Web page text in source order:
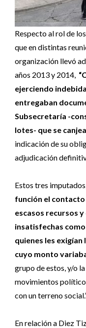
Respecto al rol de
que en distintas
organización llevó
años 2013 y 2014,
ejerciendo
entregaban
Subsecretaría -
lotes- que se
indicación de su
adjudicación
Estos tres
función el
escasos recursos
insatisfechas
quienes les
cuyo monto
grupo de estos, y/o
movimientos
con un terreno
En relación a Diez